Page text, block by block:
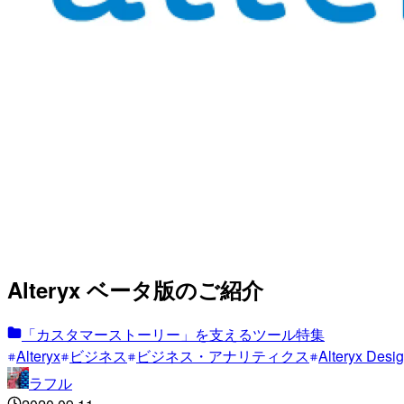
Alteryx ベータ版のご紹介
「カスタマーストーリー」を支えるツール特集
Alteryx ビジネス ビジネス・アナリティクス Alteryx
ラフル